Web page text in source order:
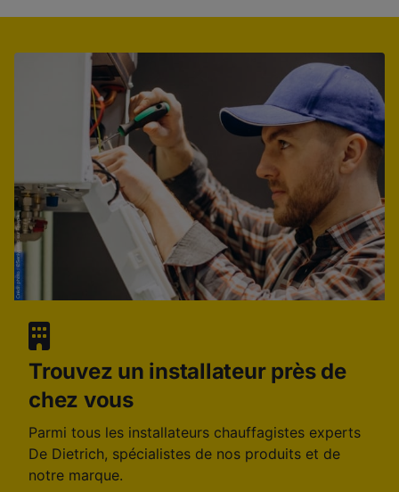
Trouvez un installateur près de
chez vous
Parmi tous les installateurs chauffagistes experts
De Dietrich, spécialistes de nos produits et de
notre marque.